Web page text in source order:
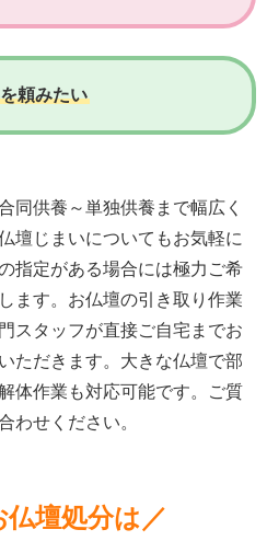
頼みたい
同供養～単独供養まで幅広く
壇じまいについてもお気軽に
指定がある場合には極力ご希
ます。お仏壇の引き取り作業
スタッフが直接ご自宅までお
ただきます。大きな仏壇で部
体作業も対応可能です。ご質
わせください。
仏壇処分は／